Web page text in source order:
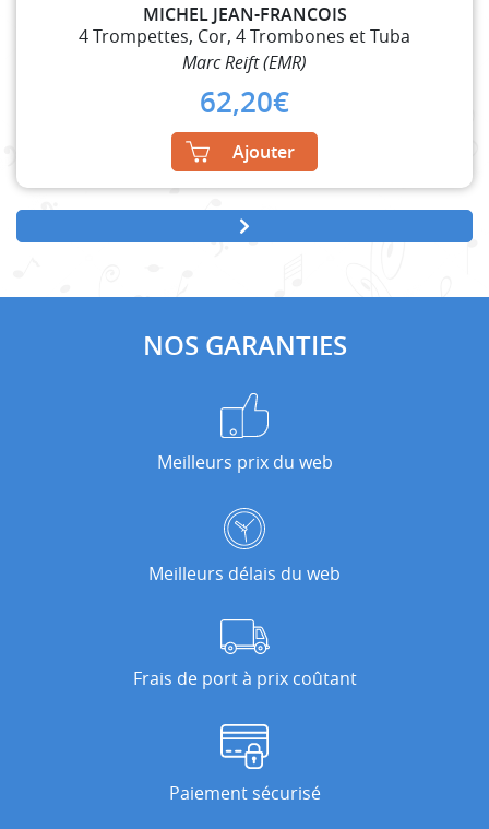
MICHEL JEAN-FRANCOIS
4 Trompettes, Cor, 4 Trombones et Tuba
Marc Reift (EMR)
62,20€
Ajouter
NOS GARANTIES
Meilleurs prix du web
Meilleurs délais du web
Frais de port à prix coûtant
Paiement sécurisé